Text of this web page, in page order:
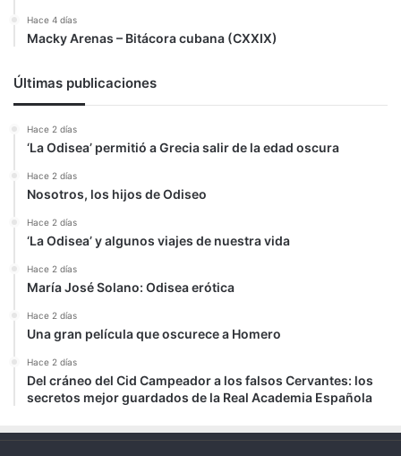
Hace 4 días
Macky Arenas – Bitácora cubana (CXXIX)
Últimas publicaciones
Hace 2 días
‘La Odisea’ permitió a Grecia salir de la edad oscura
Hace 2 días
Nosotros, los hijos de Odiseo
Hace 2 días
‘La Odisea’ y algunos viajes de nuestra vida
Hace 2 días
María José Solano: Odisea erótica
Hace 2 días
Una gran película que oscurece a Homero
Hace 2 días
Del cráneo del Cid Campeador a los falsos Cervantes: los
secretos mejor guardados de la Real Academia Española